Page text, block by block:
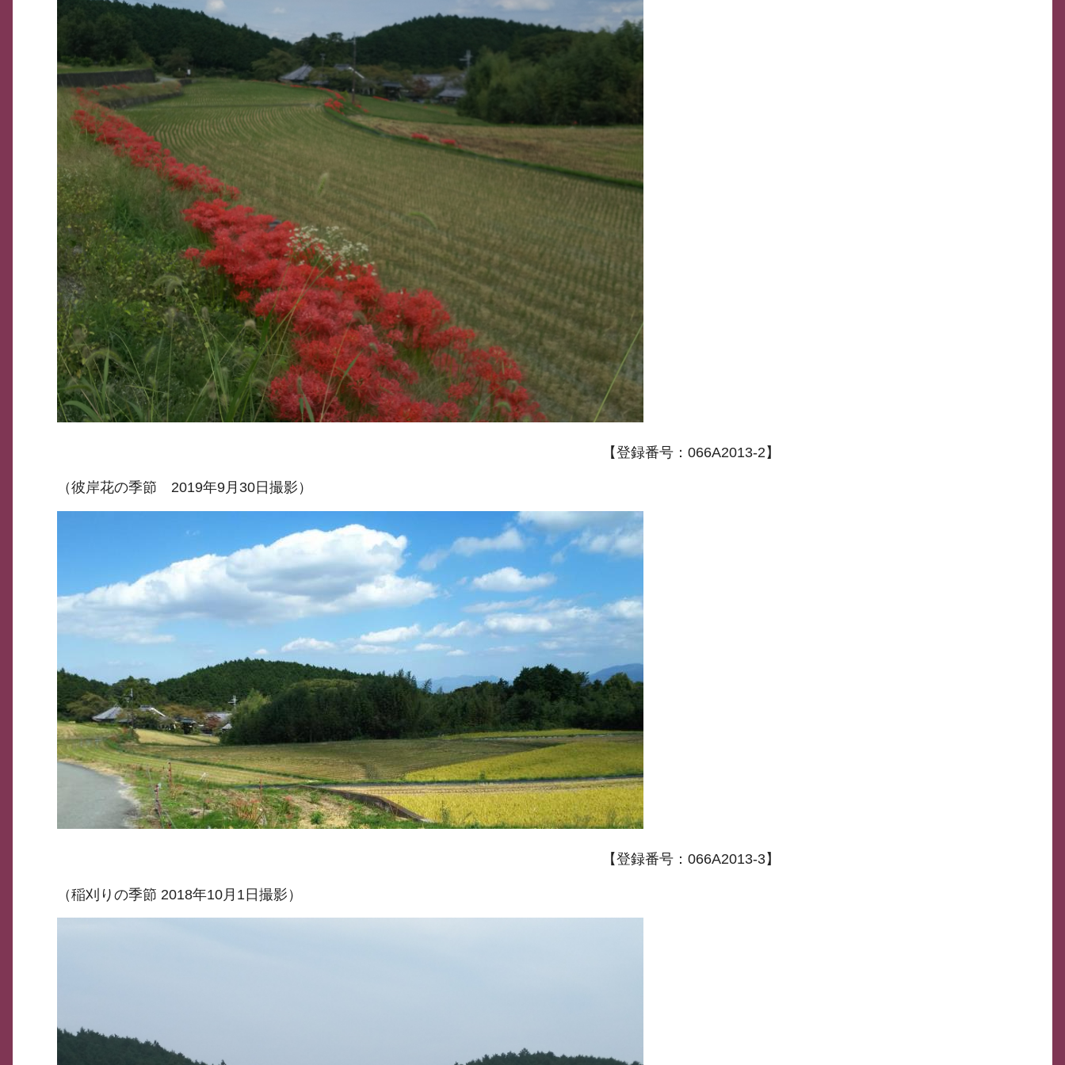
【登録番号：066A2013-2】
（彼岸花の季節 2019年9月30日撮影）
【登録番号：066A2013-3】
（稲刈りの季節 2018年10月1日撮影）